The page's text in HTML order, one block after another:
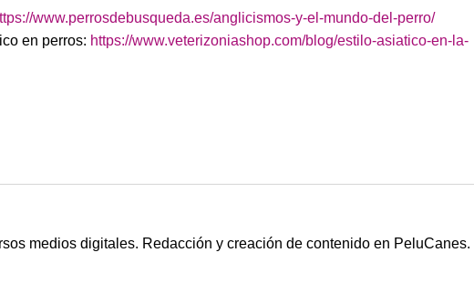
www.perrosdebusqueda.es/anglicismos-y-el-mundo-del-perro/
en perros: https://www.veterizoniashop.com/blog/estilo-asiatico-en-la-
medios digitales. Redacción y creación de contenido en PeluCanes.